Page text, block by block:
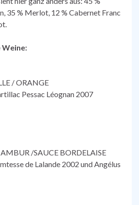
35 % Merlot, 12 % Cabernet Franc
Weine:
/ ORANGE
Pessac Léognan 2007
/SAUCE BORDELAISE
de Lalande 2002 und Angélus